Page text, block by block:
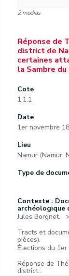
2 medias
Réponse de
district de
certaines
la Sambre
Cote
1.1.1
Date
1er novembre
Lieu
Namur (Namur,
Type de
Contexte :
archéologique
Jules Borgnet.
Tracts et
pièces).
Élections du 1er
Réponse de
district...